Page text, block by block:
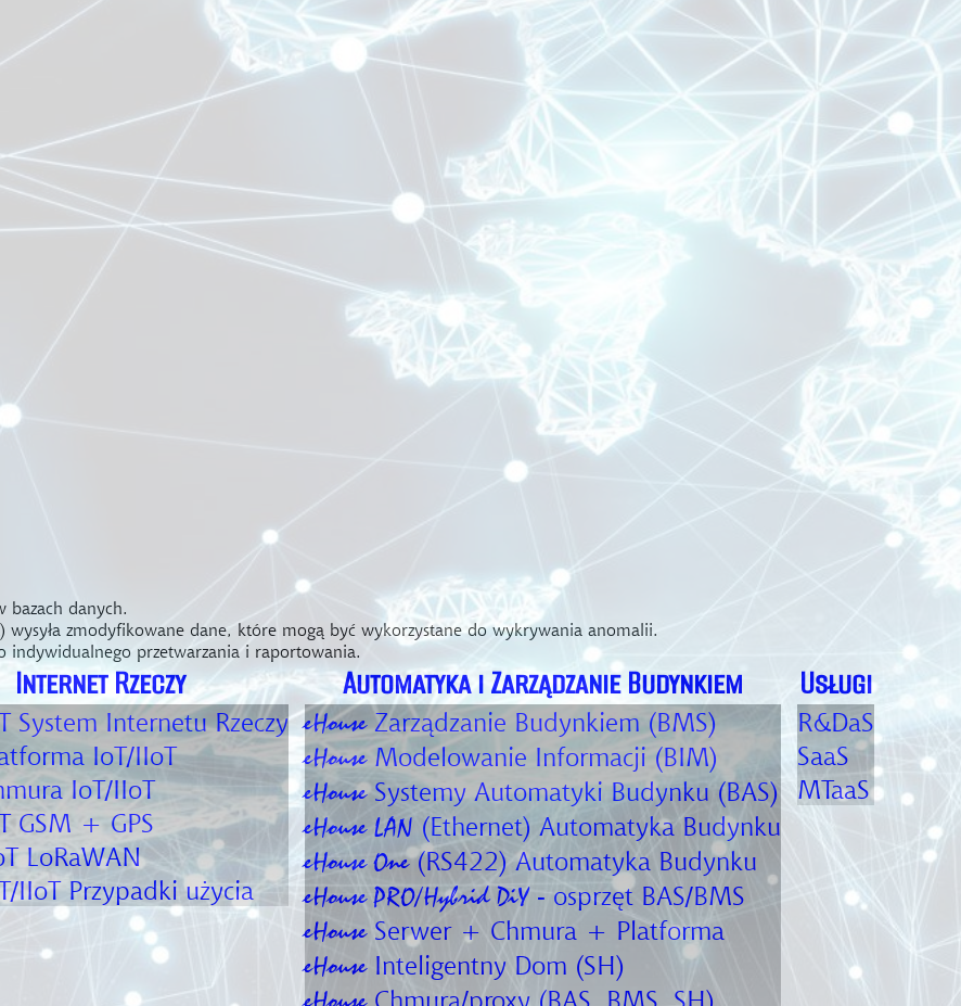
bazach danych.
zmodyfikowane dane, które mogą być wykorzystane do wykrywania anomalii.
indywidualnego przetwarzania i raportowania.
Internet Rzeczy
System Internetu Rzeczy
IoT/IIoT
IoT/IIoT
GSM + GPS
LoRaWAN
IIoTPrzypadki użycia
Automatyka i Zarządzanie Budynkiem
eHouseZarządzanie Budynkiem (BMS)
eHouseModelowanie Informacji (BIM)
eHouseSystemy Automatyki Budynku (BAS)
eHouse LAN (Ethernet) Automatyka Budynku
eHouse One(RS422) Automatyka Budynku
eHouse PRO/Hybrid DiY- osprzęt BAS/BMS
eHouseSerwer + Chmura + Platforma
eHouseInteligentny Dom (SH)
Chmura/proxy (BAS, BMS, SH)
Usługi
R&DaS
SaaS
MTaaS